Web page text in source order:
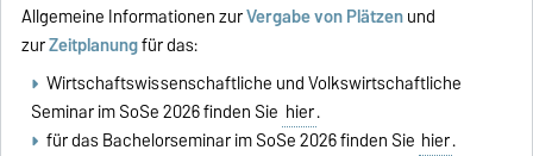
Allgemeine Informationen zurVergabe von Plätzenund
zurZeitplanungfür das:
Wirtschaftswissenschaftliche und Volkswirtschaftliche
Seminar im SoSe 2026 finden Sie hier.
für das Bachelorseminar im SoSe 2026 finden Sie hier.